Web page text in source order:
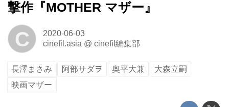
撃作『MOTHER マザー』
C
2020-06-03
cinefil.asia @ cinefil編集部
長澤まさみ 阿部サダヲ 奥平大兼
大森立嗣
映画マザー